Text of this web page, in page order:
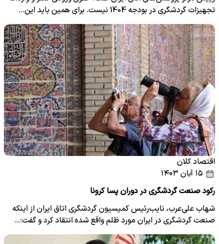
تجهیزات گردشگری در بودجه 1404 نیست. برای همین باید این…
اقتصاد کلان
رکود صنعت گردشگری در دوران پسا کرونا
شهاب علی‌عرب، نایب‌رئیس کمیسیون گردشگری اتاق ایران از اینکه
صنعت گردشگری در ایران مورد ظلم واقع شده انتقاد کرد و گفت:…